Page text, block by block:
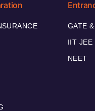
GATE
IIT JEE
NEET